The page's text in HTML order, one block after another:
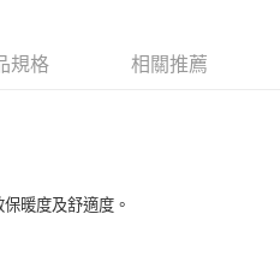
運費
運費
規格 相關推薦
暖度及舒適度。